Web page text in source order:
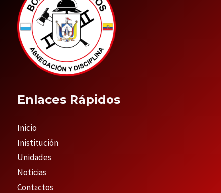
Enlaces Rápidos
Inicio
Inistitución
Unidades
Noticias
Contactos